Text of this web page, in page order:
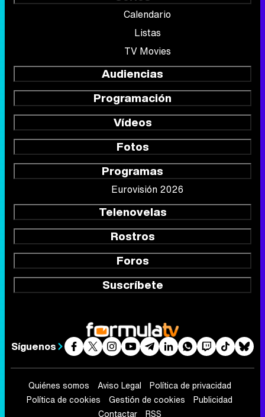
Calendario
Listas
TV Movies
Audiencias
Programación
Vídeos
Fotos
Programas
Eurovisión 2026
Telenovelas
Rostros
Foros
Suscríbete
Síguenos
Quiénes somos Aviso Legal
Política de privacidad
Política de cookies
Gestión de cookies
Publicidad
Contactar
RSS